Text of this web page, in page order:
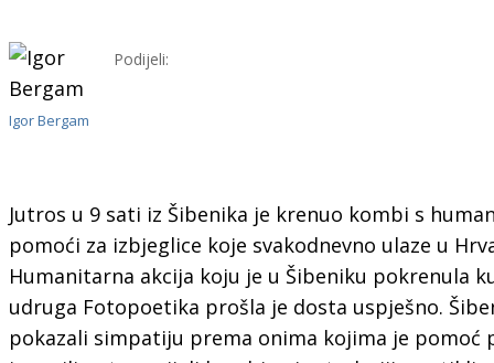
Igor Bergam
Podijeli:
Jutros u 9 sati iz Šibenika je krenuo kombi s
pomoći za izbjeglice koje svakodnevno ulaze u
Humanitarna akcija koju je u Šibeniku pokrenula
udruga Fotopoetika prošla je dosta uspješno.
pokazali simpatiju prema onima kojima je pomoć